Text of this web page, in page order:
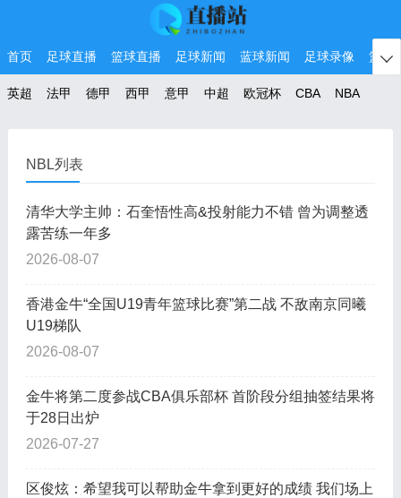
首页 足球直播 篮球直播 足球新闻 蓝球新闻 足球录像 篮球

英超 法甲 德甲 西甲 意甲 中超 欧冠杯 CBA NBA
NBL列表
清华大学主帅：石奎悟性高&投射能力不错 曾为调整透
露苦练一年多
2026-08-07
香港金牛“全国U19青年篮球比赛”第二战 不敌南京同曦
U19梯队
2026-08-07
金牛将第二度参战CBA俱乐部杯 首阶段分组抽签结果将
于28日出炉
2026-07-27
区俊炫：希望我可以帮助金牛拿到更好的成绩 我们场上